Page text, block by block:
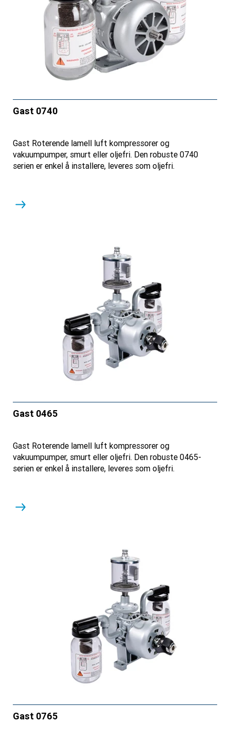
Gast 0740
Gast Roterende lamell luft kompressorer og
vakuumpumper, smurt eller oljefri. Den robuste 0740
serien er enkel å installere, leveres som oljefri.
Gast 0465
Gast Roterende lamell luft kompressorer og
vakuumpumper, smurt eller oljefri. Den robuste 0465-
serien er enkel å installere, leveres som oljefri.
Gast 0765